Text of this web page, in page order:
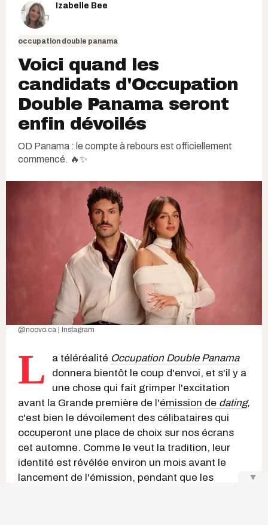
Izabelle Bee
occupation double panama
Voici quand les
candidats d'Occupation
Double Panama seront
enfin dévoilés
OD Panama : le compte à rebours est officiellement
commencé. 🔥✨
@noovo.ca | Instagram
L a téléréalité Occupation Double Panama
donnera bientôt le coup d'envoi, et s'il y a
une chose qui fait grimper l'excitation
avant la Grande première de l'émission de dating,
c'est bien le dévoilement des célibataires qui
occuperont une place de choix sur nos écrans
cet automne. Comme le veut la tradition, leur
identité est révélée environ un mois avant le
lancement de l'émission, pendant que les
▼